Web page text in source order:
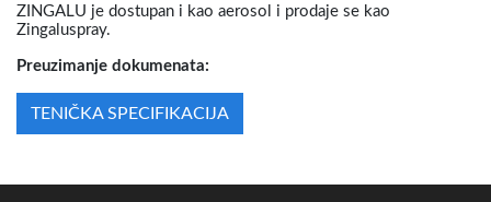
ZINGALU je dostupan i kao aerosol i prodaje se kao
Zingaluspray.
Preuzimanje dokumenata:
TENIČKA SPECIFIKACIJA